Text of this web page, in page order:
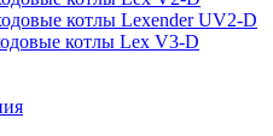
котлы Lexender UV2-D
котлы Lex V3-D